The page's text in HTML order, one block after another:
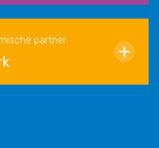
partner